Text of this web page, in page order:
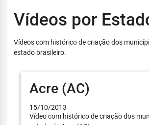
Vídeos por
Vídeos com histórico de criação dos
estado brasileiro.
Acre (AC)
15/10/2013
Vídeo com histórico de criação dos